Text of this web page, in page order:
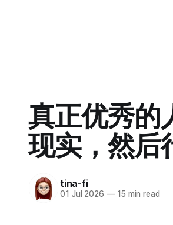
真正优秀的
现实，然
tina-fi
01 Jul 2026 —15 min read